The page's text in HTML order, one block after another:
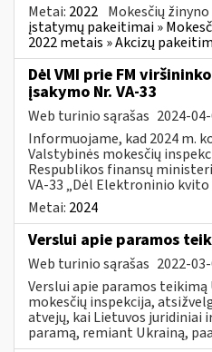
Metai: 2022 Mokesčių
įstatymų pakeitimai »
2022 metais » Akcizų
Dėl VMI prie FM
įsakymo Nr. VA-33
Web turinio sąrašas 2024-
Informuojame, kad 2024 m.
Valstybinės mokesčių
Respublikos finansų
VA-33 „Dėl Elektroninio kvito
Metai: 2024
Verslui apie paramos
Web turinio sąrašas 2022-
Verslui apie paramos
mokesčių inspekcija,
atvejų, kai Lietuvos juridiniai
paramą, remiant Ukrainą,